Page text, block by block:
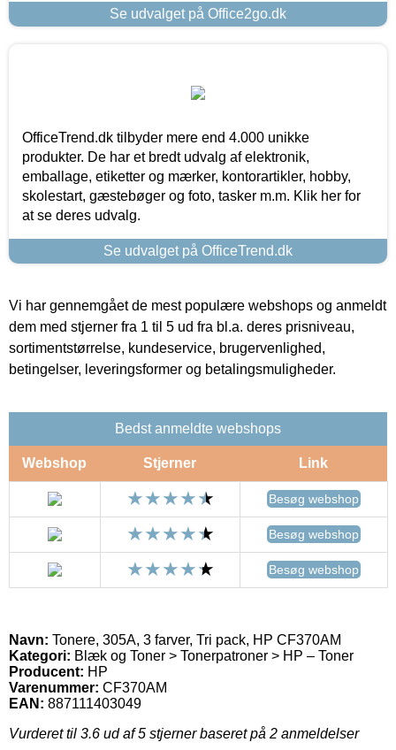
Se udvalget på Office2go.dk
OfficeTrend.dk tilbyder mere end 4.000 unikke
produkter. De har et bredt udvalg af elektronik,
emballage, etiketter og mærker, kontorartikler, hobby,
skolestart, gæstebøger og foto, tasker m.m. Klik her for
at se deres udvalg.
Se udvalget på OfficeTrend.dk
Vi har gennemgået de mest populære webshops og anmeldt
dem med stjerner fra 1 til 5 ud fra bl.a. deres prisniveau,
sortimentstørrelse, kundeservice, brugervenlighed,
betingelser, leveringsformer og betalingsmuligheder.
Bedst anmeldte webshops
Webshop Stjerner Link
Besøg webshop
Besøg webshop
Besøg webshop
Navn: Tonere, 305A, 3 farver, Tri pack, HP CF370AM
Kategori: Blæk og Toner > Tonerpatroner > HP – Toner
Producent: HP
Varenummer: CF370AM
EAN: 887111403049
Vurderet til 3.6 ud af 5 stjerner baseret på 2 anmeldelser